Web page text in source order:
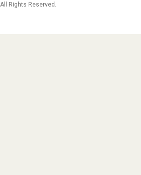
All Rights Reserved.